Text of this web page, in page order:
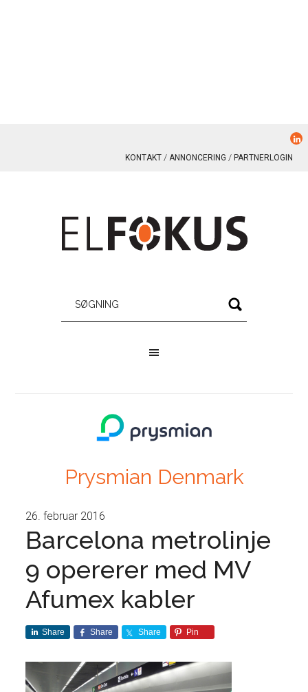
KONTAKT ANNONCERING PARTNERLOGIN
Prysmian Denmark
26. februar 2016
Barcelona metrolinje
9 opererer med MV
Afumex kabler
Share Share Share Pin